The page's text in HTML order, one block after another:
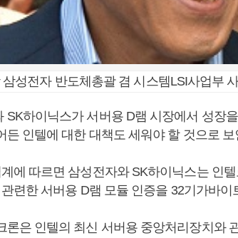
성전자 반도체총괄 겸 시스템LSI사업부
SK하이닉스가 서버용 D램 시장에서 성장
든 인텔에 대한 대책도 세워야 할 것으로 보
에 따르면 삼성전자와 SK하이닉스는 인
관련한 서버용 D램 모듈 인증을 32기가바
론은 인텔의 최신 서버용 중앙처리장치와